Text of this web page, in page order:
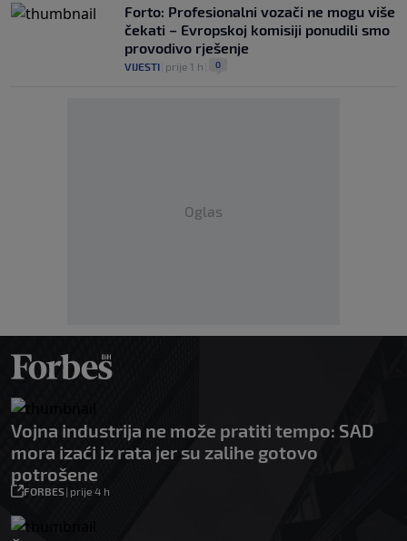
Forto: Profesionalni vozači ne mogu više
čekati – Evropskoj komisiji ponudili smo
provodivo rješenje
VIJESTI prije 1 h 0
Oglas
Vojna industrija ne može pratiti tempo: SAD
mora izaći iz rata jer su zalihe gotovo
potrošene
FORBES| prije 4 h